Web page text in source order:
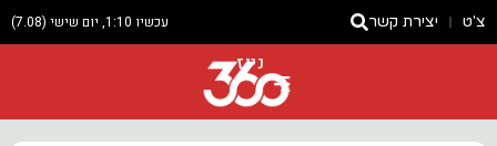
צ'ט יצירת קשר עכשיו 1:10, יום שישי (7.08)
ניוז